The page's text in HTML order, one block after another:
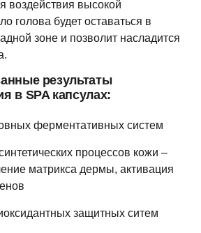
воздействия высокой
голова будет оставаться в
зоне и позволит насладится
результаты
в SPA капсулах:
ферментативных систем
процессов кожи –
матрикса дермы, активация
защитных ситем